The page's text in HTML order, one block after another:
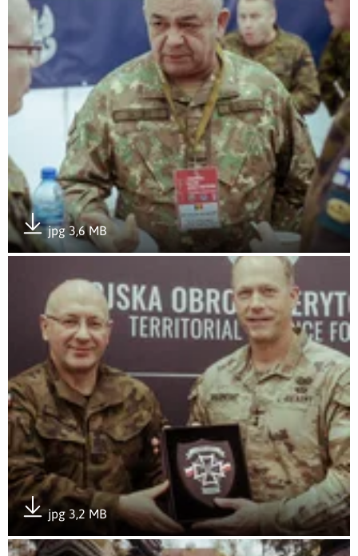
jpg 3,6 MB
Pobierz załącznik
Otwórz załącznik Sympozjum wojsk obrony terytorialnej z
jpg 3,2 MB
Otwórz załącznik Sympozjum wojsk obrony terytorialnej z